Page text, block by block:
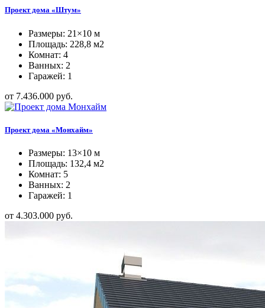
Проект дома «Штум»
Размеры: 21×10 м
Площадь: 228,8 м2
Комнат: 4
Ванных: 2
Гаражей: 1
от 7.436.000 руб.
Проект дома «Монхайм»
Размеры: 13×10 м
Площадь: 132,4 м2
Комнат: 5
Ванных: 2
Гаражей: 1
от 4.303.000 руб.